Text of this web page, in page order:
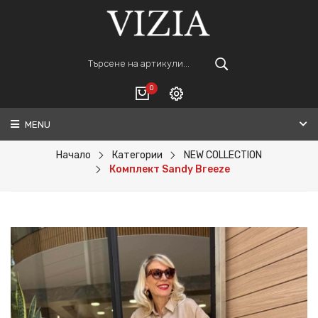
0
ВАШАТА КОЛИЧКА Е ПРАЗНА.
ПОРЪЧАЙ
Регистрация
MENU
Начало Категории
NEW COLLECTION
Комплект Sandy Breeze